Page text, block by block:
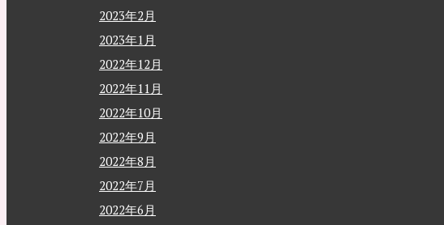
2023年2月
2023年1月
2022年12月
2022年11月
2022年10月
2022年9月
2022年8月
2022年7月
2022年6月